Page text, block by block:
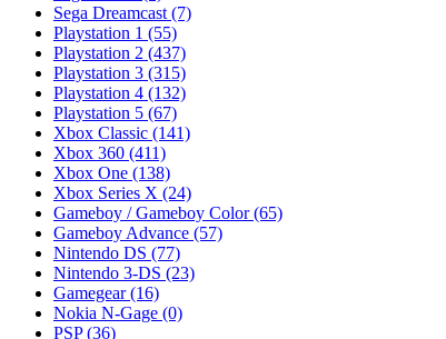
Sega Dreamcast (7)
Playstation 1 (55)
Playstation 2 (437)
Playstation 3 (315)
Playstation 4 (132)
Playstation 5 (67)
Xbox Classic (141)
Xbox 360 (411)
Xbox One (138)
Xbox Series X (24)
Gameboy / Gameboy Color(65)
Gameboy Advance (57)
Nintendo DS (77)
Nintendo 3-DS (23)
Gamegear(16)
Nokia N-Gage (0)
PSP(36)